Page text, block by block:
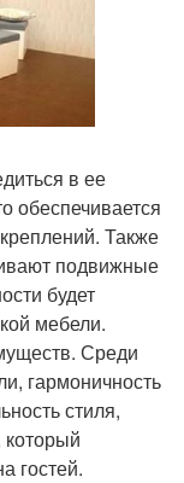
в ее
обеспечивается
Также
подвижные
будет
мебели.
Среди
гармоничность
стиля,
который
гостей.